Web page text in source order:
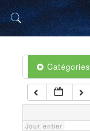
Catégories
Jour entier
5 h 00 min
6 h 00 min
7 h 00 min